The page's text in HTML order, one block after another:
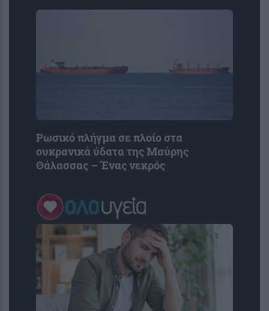
Ρωσικό πλήγμα σε πλοίο στα
ουκρανικά ύδατα της Μαύρης
Θάλασσας – Ένας νεκρός